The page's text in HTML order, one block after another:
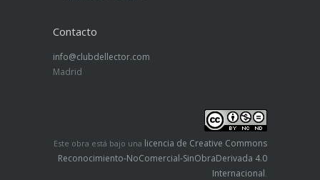
Contacto
info@clubdellector.com
Madrid
Este obra está bajo una licencia de Creative Commons
Reconocimiento-NoComercial-SinObraDerivada 4.0
Internacional